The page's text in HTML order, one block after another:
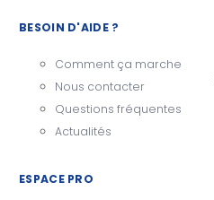
BESOIN D'AIDE ?
Comment ça marche
Nous contacter
Questions fréquentes
Actualités
ESPACE PRO